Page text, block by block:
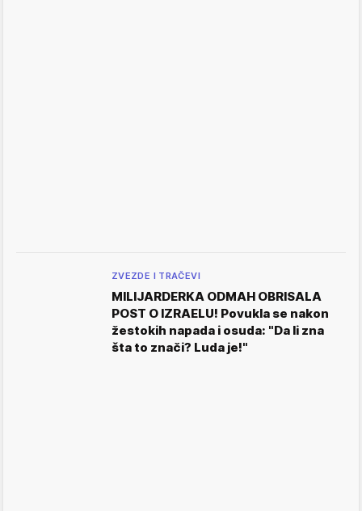
ZVEZDE I TRAČEVI
MILIJARDERKA ODMAH OBRISALA
POST O IZRAELU! Povukla se nakon
žestokih napada i osuda: "Da li zna
šta to znači? Luda je!"